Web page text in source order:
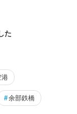
た
港
#余部鉄橋